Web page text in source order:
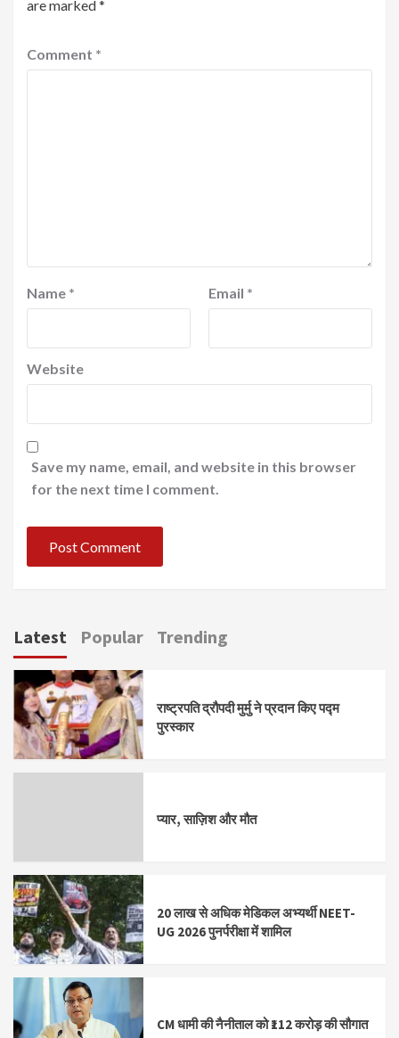
are marked*
Comment *
Name * Email *
Website
Save my name, email, and website in this browser
for the next time I comment.
Latest Popular Trending
राष्ट्रपति द्रौपदी मुर्मु ने प्रदान किए पद्म
पुरस्कार
प्यार, साज़िश और मौत
20 लाख से अधिक मेडिकल अभ्यर्थी NEET-
UG 2026 पुनर्परीक्षा में शामिल
CM धामी की नैनीताल को ₹112 करोड़ की सौगात